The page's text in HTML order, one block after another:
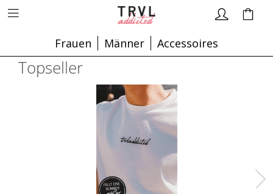
Frauen Männer Accessoires
Topseller